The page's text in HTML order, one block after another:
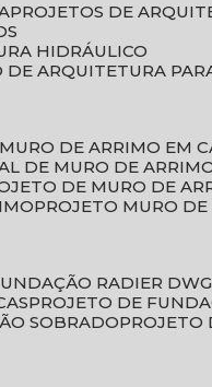
PROJETOS DE
HIDRÁULICO
DE ARQUITETURA
DE ARRIMO EM
DE MURO DE
DE MURO DE
PROJETO MURO
RADIER DWG
PROJETO DE
SOBRADO